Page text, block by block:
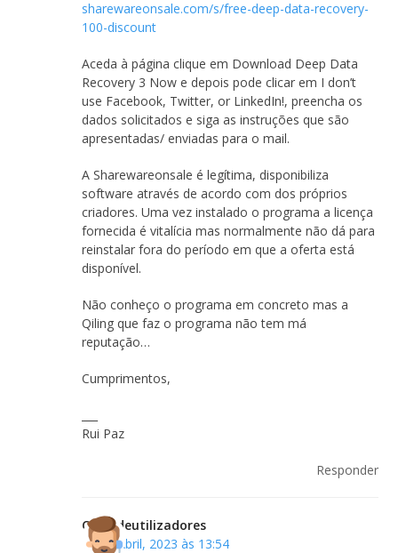
sharewareonsale.com/s/free-deep-data-recovery-
100-discount
Aceda à página clique em Download Deep Data
Recovery 3 Now e depois pode clicar em I don’t
use Facebook, Twitter, or LinkedIn!, preencha os
dados solicitados e siga as instruções que são
apresentadas/ enviadas para o mail.
A Sharewareonsale é legítima, disponibiliza
software através de acordo com dos próprios
criadores. Uma vez instalado o programa a licença
fornecida é vitalícia mas normalmente não dá para
reinstalar fora do período em que a oferta está
disponível.
Não conheço o programa em concreto mas a
Qiling que faz o programa não tem má
reputação…
Cumprimentos,
Rui Paz
Responder
Clubedeutilizadores
18 de Abril, 2023 às 13:54